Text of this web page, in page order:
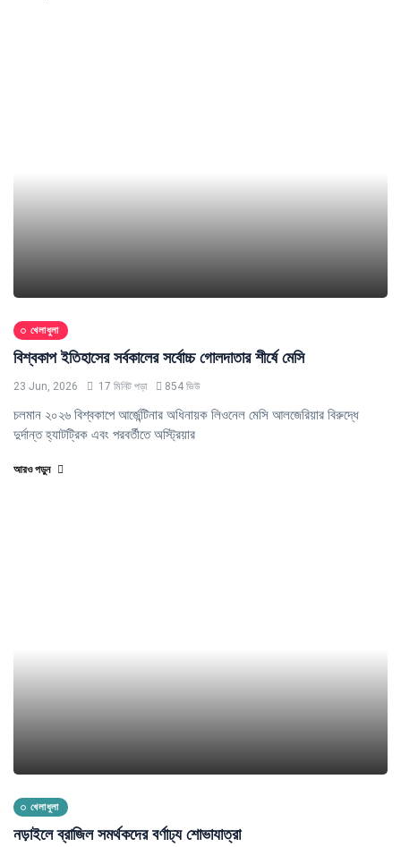
খেলাধুলা
বিশ্বকাপ ইতিহাসের সর্বকালের সর্বোচ্চ গোলদাতার শীর্ষে মেসি
23 Jun, 2026 17 মিনিট পড়া 854 ভিউ
চলমান ২০২৬ বিশ্বকাপে আর্জেন্টিনার অধিনায়ক লিওনেল মেসি আলজেরিয়ার বিরুদ্ধে
দুর্দান্ত হ্যাটট্রিক এবং পরবর্তীতে অস্ট্রিয়ার
আরও পড়ুন
খেলাধুলা
নড়াইলে ব্রাজিল সমর্থকদের বর্ণাঢ্য শোভাযাত্রা